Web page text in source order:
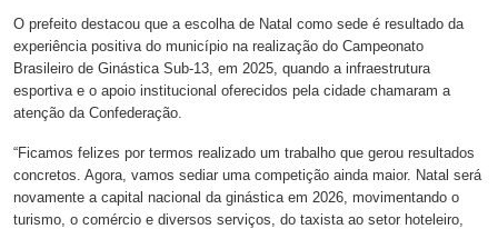
O prefeito destacou que a escolha de Natal como sede é resultado da
experiência positiva do município na realização do Campeonato
Brasileiro de Ginástica Sub-13, em 2025, quando a infraestrutura
esportiva e o apoio institucional oferecidos pela cidade chamaram a
atenção da Confederação.
“Ficamos felizes por termos realizado um trabalho que gerou resultados
concretos. Agora, vamos sediar uma competição ainda maior. Natal será
novamente a capital nacional da ginástica em 2026, movimentando o
turismo, o comércio e diversos serviços, do taxista ao setor hoteleiro,